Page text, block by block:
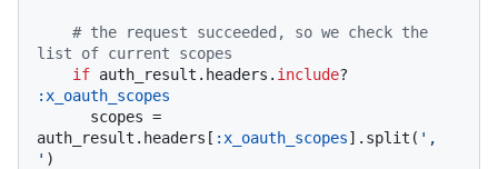
# the request succeeded, so we check the
list of current scopes
if auth_result.headers. include
:x_oauth_scopes
auth_result.headers[ :x_oauth_scopes].split( ',
' )